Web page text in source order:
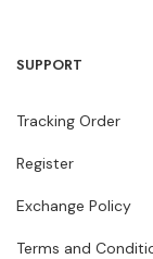
SUPPORT
Tracking Order
Register
Exchange Policy
Terms and